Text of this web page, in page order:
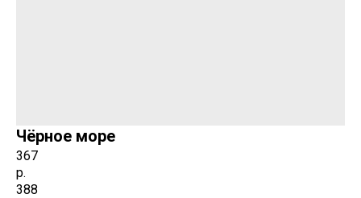
Чёрное море
367
р.
388